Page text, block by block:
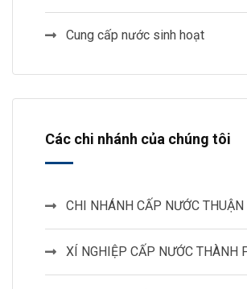
Cung cấp nước sinh hoạt
Các chi nhánh của chúng tôi
CHI NHÁNH CẤP NƯỚC THUẬN
XÍ NGHIỆP CẤP NƯỚC THÀNH